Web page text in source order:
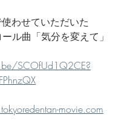
使わせていただいた
ル曲「気分を変えて」
SCOfUd1Q2CE?
movie.com